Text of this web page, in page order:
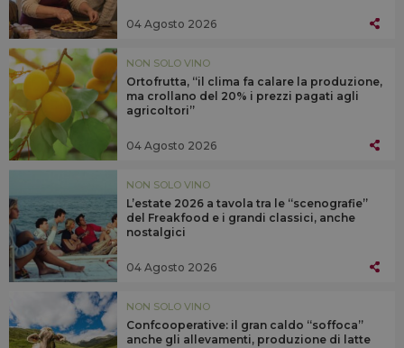
04 Agosto 2026
NON SOLO VINO
Ortofrutta, “il clima fa calare la produzione,
ma crollano del 20% i prezzi pagati agli
agricoltori”
04 Agosto 2026
NON SOLO VINO
L’estate 2026 a tavola tra le “scenografie”
del Freakfood e i grandi classici, anche
nostalgici
04 Agosto 2026
NON SOLO VINO
Confcooperative: il gran caldo “soffoca”
anche gli allevamenti, produzione di latte